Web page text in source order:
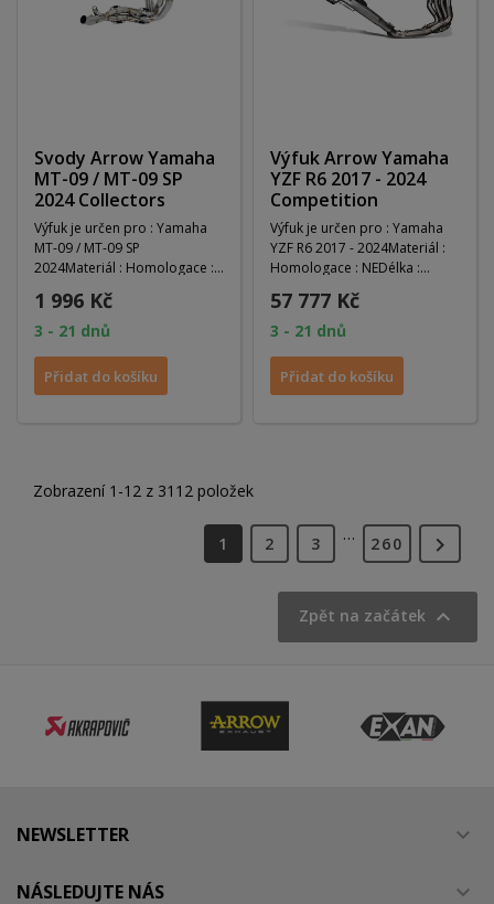
Svody Arrow Yamaha
MT-09 / MT-09 SP
2024 Collectors
Výfuk je určen pro : Yamaha
MT-09 / MT-09 SP
2024Materiál : Homologace :
1 996 Kč
3 - 21 dnů
Přidat do košíku
Výfuk Arrow Yamaha
YZF R6 2017 - 2024
Competition
Výfuk je určen pro : Yamaha
YZF R6 2017 - 2024Materiál :
Homologace : NEDélka :
57 777 Kč
3 - 21 dnů
Přidat do košíku
Zobrazení 1-12 z 3112 položek
1 2 3 … 260 
Zpět na začátek 
NEWSLETTER 
NÁSLEDUJTE NÁS 